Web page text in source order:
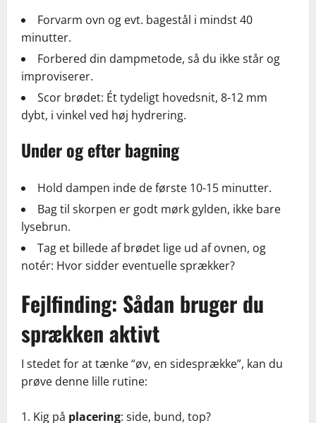
Forvarm ovn og evt. bagestål i mindst 40
minutter.
Forbered din dampmetode, så du ikke står og
improviserer.
Scor brødet: Ét tydeligt hovedsnit, 8-12 mm
dybt, i vinkel ved høj hydrering.
Under og efter bagning
Hold dampen inde de første 10-15 minutter.
Bag til skorpen er godt mørk gylden, ikke bare
lysebrun.
Tag et billede af brødet lige ud af ovnen, og
notér: Hvor sidder eventuelle sprækker?
Fejlfinding: Sådan bruger du
sprækken aktivt
I stedet for at tænke “øv, en sidesprække”, kan du
prøve denne lille rutine:
Kig på placering: side, bund, top?